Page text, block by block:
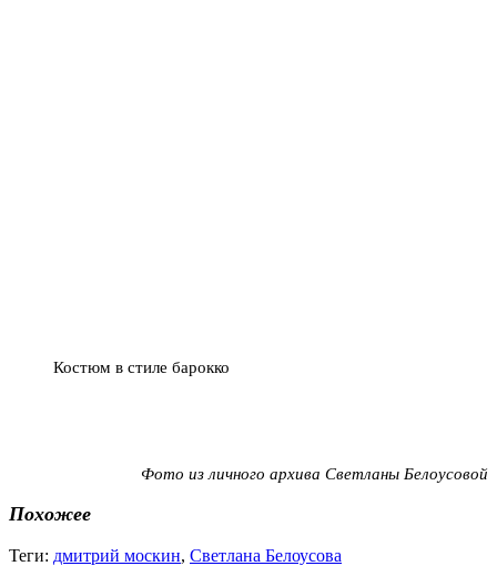
Костюм в стиле барокко
Фото из личного архива Светланы Белоусовой
Похожее
Теги: дмитрий москин, Светлана Белоусова